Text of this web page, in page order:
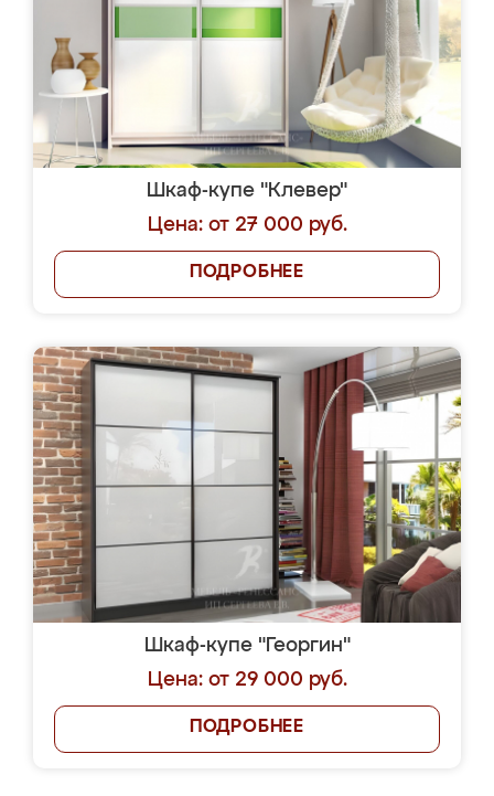
Шкаф-купе "Клевер"
Цена: от 27 000 руб.
ПОДРОБНЕЕ
Шкаф-купе "Георгин"
Цена: от 29 000 руб.
ПОДРОБНЕЕ